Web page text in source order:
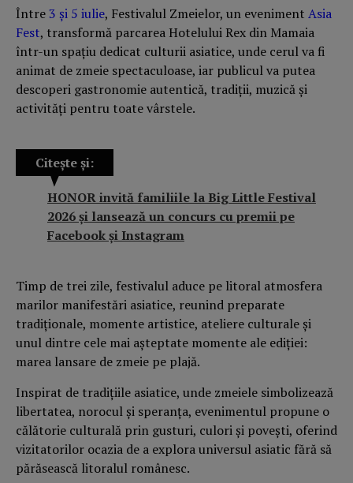
Între 3 și 5 iulie, Festivalul Zmeielor, un eveniment Asia
Fest, transformă parcarea Hotelului Rex din Mamaia
într-un spațiu dedicat culturii asiatice, unde cerul va fi
animat de zmeie spectaculoase, iar publicul va putea
descoperi gastronomie autentică, tradiții, muzică și
activități pentru toate vârstele.
Citește și:
HONOR invită familiile la Big Little Festival
2026 și lansează un concurs cu premii pe
Facebook și Instagram
Timp de trei zile, festivalul aduce pe litoral atmosfera
marilor manifestări asiatice, reunind preparate
tradiționale, momente artistice, ateliere culturale și
unul dintre cele mai așteptate momente ale ediției:
marea lansare de zmeie pe plajă.
Inspirat de tradițiile asiatice, unde zmeiele simbolizează
libertatea, norocul și speranța, evenimentul propune o
călătorie culturală prin gusturi, culori și povești, oferind
vizitatorilor ocazia de a explora universul asiatic fără să
părăsească litoralul românesc.